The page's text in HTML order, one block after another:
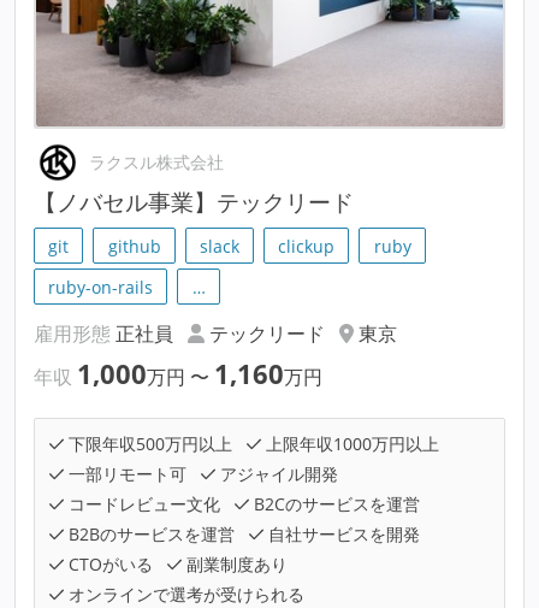
ラクスル株式会社
【ノバセル事業】テックリード
git github slack clickup
ruby
ruby-on-rails
…
雇用形態 正社員 テックリード
東京
年収 1,000万円 〜 1,160万円
下限年収500万円以上
上限年収1000万円以上
一部リモート可
アジャイル開発
コードレビュー文化
B2Cのサービスを運営
B2Bのサービスを運営
自社サービスを開発
CTOがいる
副業制度あり
オンラインで選考が受けられる